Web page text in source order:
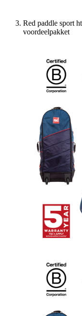
Red paddle sport
voordeelpakket